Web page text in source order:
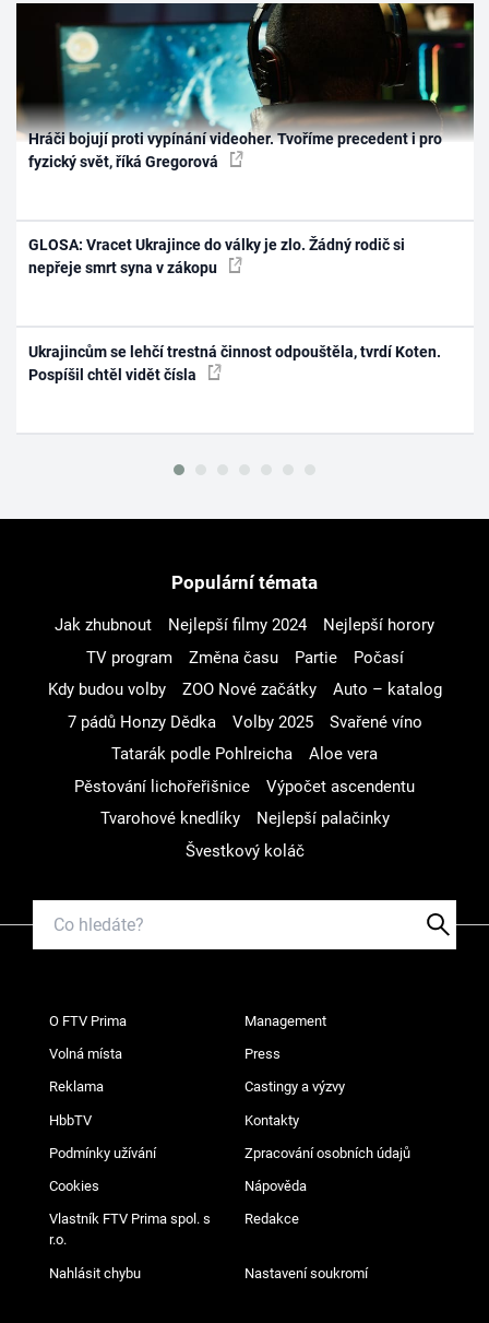
Hráči bojují proti vypínání videoher. Tvoříme precedent i pro
fyzický svět, říká Gregorová
GLOSA: Vracet Ukrajince do války je zlo. Žádný rodič si
nepřeje smrt syna v zákopu
Ukrajincům se lehčí trestná činnost odpouštěla, tvrdí Koten.
Pospíšil chtěl vidět čísla
Populární témata
Jak zhubnout Nejlepší filmy 2024
Nejlepší horory
TV program
Změna času Partie
Počasí
Kdy budou volby
ZOO Nové začátky
Auto – katalog
7 pádů Honzy Dědka
Volby 2025
Svařené víno
Tatarák podle Pohlreicha
Aloe vera
Pěstování lichořeřišnice
Výpočet ascendentu
Tvarohové knedlíky
Nejlepší palačinky
Švestkový koláč
O FTV Prima Management
Volná místa Press
Reklama Castingy a výzvy
HbbTV Kontakty
Podmínky užívání Zpracování osobních údajů
Cookies Nápověda
Vlastník FTV Prima spol. s
r.o.
Redakce
Nahlásit chybu Nastavení soukromí